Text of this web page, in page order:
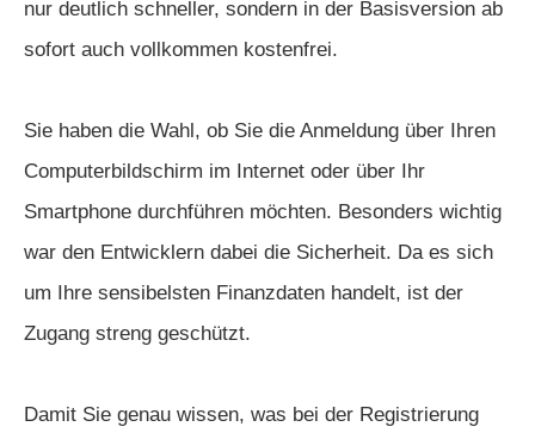
nur deutlich schneller, sondern in der Basisversion ab
sofort auch vollkommen kostenfrei.
Sie haben die Wahl, ob Sie die Anmeldung über Ihren
Computerbildschirm im Internet oder über Ihr
Smartphone durchführen möchten. Besonders wichtig
war den Entwicklern dabei die Sicherheit. Da es sich
um Ihre sensibelsten Finanzdaten handelt, ist der
Zugang streng geschützt.
Damit Sie genau wissen, was bei der Registrierung